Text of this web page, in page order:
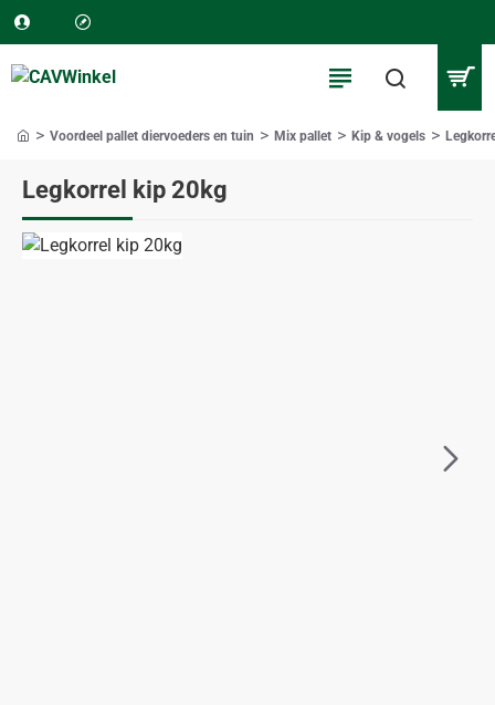
Legkorrel kip 20kg
Voordeel pallet diervoeders en tuin Mix pallet Kip & vogels